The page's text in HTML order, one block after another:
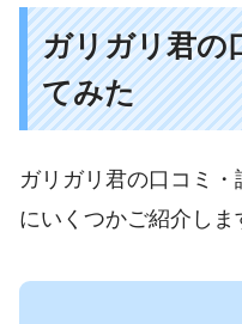
ガリガリ君の
てみた
ガリガリ君の口コミ
にいくつかご紹介しま